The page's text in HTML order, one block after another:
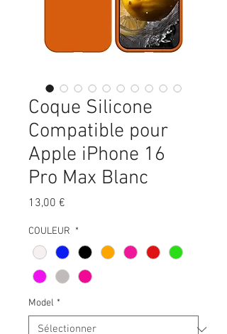
Coque Silicone
Compatible pour
Apple iPhone 16
Pro Max Blanc
13,00 €
COULEUR *
Model *